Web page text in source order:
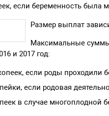
если беременность
Размер выплат
Максимальные
и 2017 год:
если роды проходили
если родовая
в случае многоплодной